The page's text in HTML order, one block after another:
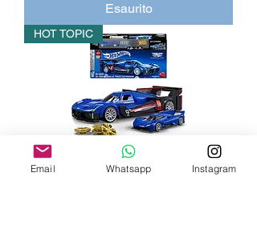
Esaurito
HOT TOPIC
CADILLAC PROJECT GTP
Email Whatsapp Instagram